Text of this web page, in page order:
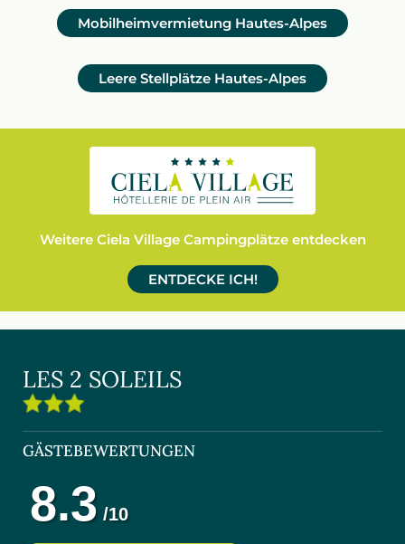
Mobilheimvermietung Hautes-Alpes
Leere Stellplätze Hautes-Alpes
Weitere Ciela Village Campingplätze entdecken
ENTDECKE ICH!
LES 2 SOLEILS
GÄSTEBEWERTUNGEN